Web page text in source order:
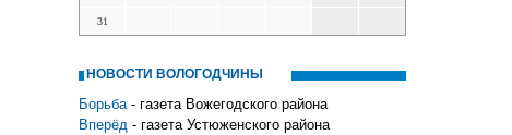
31
НОВОСТИ ВОЛОГОДЧИНЫ
Борьба - газета Вожегодского района
Вперёд - газета Устюженского района